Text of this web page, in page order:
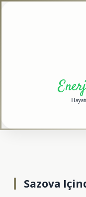
Sazova